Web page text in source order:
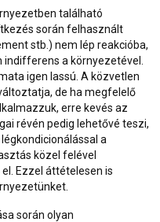
található
során felhasznált
stb.) nem lép reakcióba,
a környezetével.
igen lassú. A közvetlen
de ha megfelelő
erre kevés az
révén pedig lehetővé teszi,
a
közel felével
Ezzel áttételesen is
során olyan